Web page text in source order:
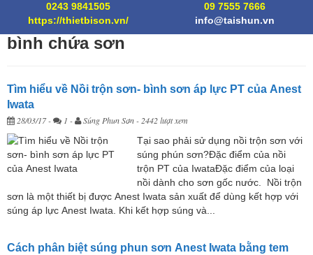
0243 9841505
https://thietbison.vn/
09 7555 7666
info@taishun.vn
bình chứa sơn
Tìm hiểu về Nồi trộn sơn- bình sơn áp lực PT của Anest
Iwata
28/03/17- 1 - Súng Phun Sơn- 2442 lượt xem
Tại sao phải sử dụng nồi trộn sơn với
súng phún sơn?Đặc điểm của nồi
trộn PT của IwataĐặc điểm của loại
nồi dành cho sơn gốc nước. Nồi trộn
sơn là một thiết bị được Anest Iwata sản xuất để dùng kết hợp với
súng áp lực Anest Iwata. Khi kết hợp súng và...
Cách phân biệt súng phun sơn Anest Iwata bằng tem